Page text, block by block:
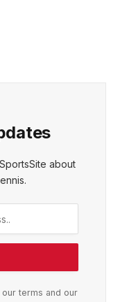
about
terms and our